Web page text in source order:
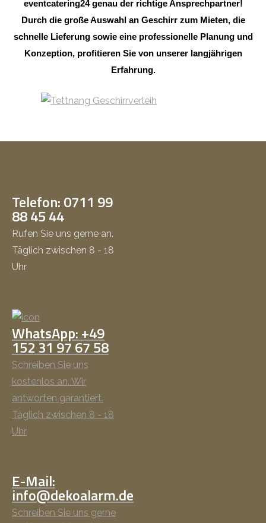
eventcatering24 genau der richtige Ansprechpartner!
Durch die große Auswahl an Geschirr zum Mieten, die
schnelle Lieferung sowie eine professionelle Planung und
Konzeption, profitieren Sie von unserer langjährigen
Erfahrung.
Telefon: 0711 99
88 45 44
Rufen Sie uns gerne an.
Täglich zwischen 8 - 18
Uhr
WhatsApp: +49
152 31 97 67 58
Schreiben Sie uns
kostenlos an. Wir
antworten garantiert.
Täglich zwischen 8 - 18
Uhr
E-Mail:
info@dekoalarm.de
Schreiben Sie uns gerne